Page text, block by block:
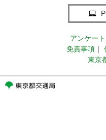
アンケート
免責事項 ｜
東京